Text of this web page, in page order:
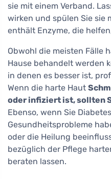
sie mit einem Verband.
wirken und spülen Sie sie
enthält Enzyme, die
Obwohl die meisten Fälle
Hause behandelt werden
in denen es besser ist,
Wenn die harte Haut
oder infiziert ist, sollten
Ebenso, wenn Sie
Gesundheitsprobleme
oder die Heilung
bezüglich der Pflege
beraten lassen.